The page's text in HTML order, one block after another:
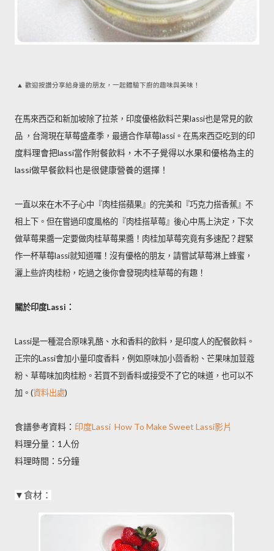
▲ 歡迎按讚分享給身邊的朋友，一起體驗下廚的趣味與美味！
在馬來西亞和新加坡除了拉茶，印度優格飲料芒果lassi也是常見的飲
品 ，台灣現在草莓盛產季，最適合作草莓lassi。在馬來西亞吃到的印
度料理會把lassi當作附餐飲料，木不子覺得以水果和優格為主的
lassi做早餐飲料也是很健康營養的選擇！
一直以來在木不子心中『肉桂搭蘋果』的完美和『巧克力搭香蕉』不
相上下。但在嘗過印度風格的『肉桂搭草莓』後心中馬上決定，下次
做草莓果醬一定要做肉桂草莓果醬！肉桂加草莓究竟有多速配？趕緊
作一杯草莓lassi就知道囉！沒有優格的朋友，請嘗試草莓淋上蜂蜜，
灑上些許肉桂粉，吃過之後你會發現肉桂草莓的有趣！
關於印度Lassi：
Lassi是一種混合原味乳酪、水和香料的飲料，是印度人的配餐飲料。
正宗的Lassi會加小量印度香料，例如原味加小茴香粉、芒果味加荳蔻
粉、草莓味加肉桂粉。若買不到香料或接受不了它的味道，也可以不
加。(資料出處)
食譜參考資料： 印度Lassi How To Make Sweet Lassi影片
料理分量：1人份
料理時間：5分鐘
▼ 食材：